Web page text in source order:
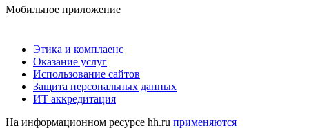
Мобильное приложение
Этика и комплаенс
Оказание услуг
Использование сайтов
Защита персональных данных
ИТ аккредитация
На информационном ресурсе hh.ru применяются